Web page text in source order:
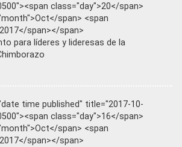
class="day">20</span>
span> <span
span></span>
para líderes y lideresas de la
time published" title="2017-10-
class="day">16</span>
span> <span
span></span>